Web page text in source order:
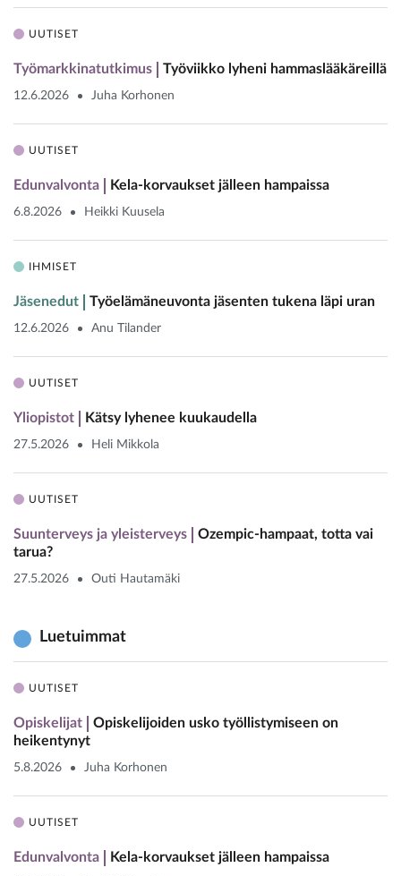
UUTISET
Työmarkkinatutkimus Työviikko lyheni hammaslääkäreillä
12.6.2026 Juha Korhonen
UUTISET
Edunvalvonta Kela-korvaukset jälleen hampaissa
6.8.2026 Heikki Kuusela
IHMISET
Jäsenedut Työelämäneuvonta jäsenten tukena läpi uran
12.6.2026 Anu Tilander
UUTISET
Yliopistot Kätsy lyhenee kuukaudella
27.5.2026 Heli Mikkola
UUTISET
Suunterveys ja yleisterveys
Ozempic-hampaat, totta vai
tarua?
27.5.2026 Outi Hautamäki
Luetuimmat
UUTISET
Opiskelijat
Opiskelijoiden usko työllistymiseen on
heikentynyt
5.8.2026 Juha Korhonen
UUTISET
Edunvalvonta Kela-korvaukset jälleen hampaissa